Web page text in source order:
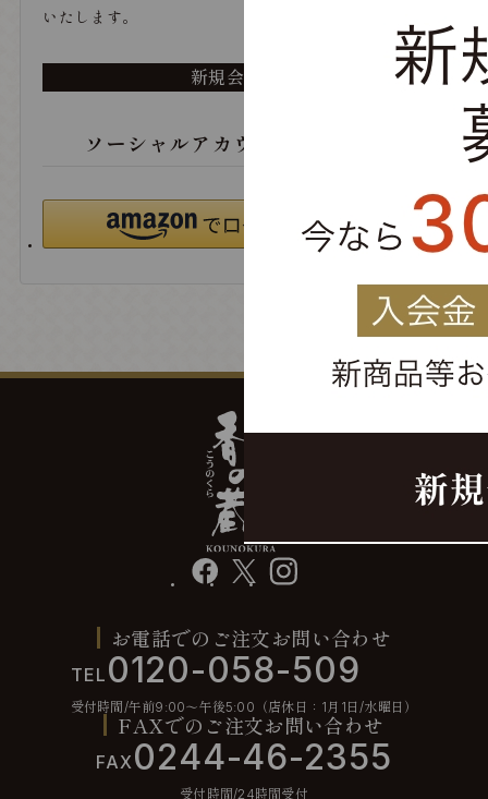
いたします。
新規会員登録
ソーシャルアカウントでログイン
facebook instagram
お電話でのご注文お問い合わせ
TEL 0120-058-509
受付時間/午前9:00〜午後5:00（店休日：1月1日/水曜日）
FAXでのご注文お問い合わせ
FAX0244-46-2355
受付時間/24時間受付